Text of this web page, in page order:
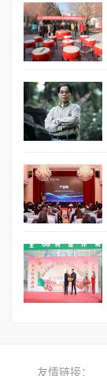
友情链接：